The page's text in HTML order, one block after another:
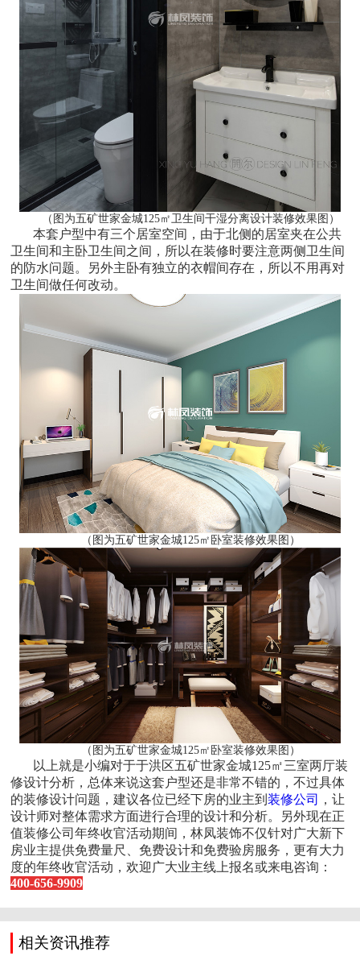
（图为五矿世家金城125㎡卫生间干湿分离设计装修效果图）
本套户型中有三个居室空间，由于北侧的居室夹在公共
卫生间和主卧卫生间之间，所以在装修时要注意两侧卫生间
的防水问题。另外主卧有独立的衣帽间存在，所以不用再对
卫生间做任何改动。
（图为五矿世家金城125㎡卧室装修效果图）
（图为五矿世家金城125㎡卧室装修效果图）
以上就是小编对于于洪区五矿世家金城125㎡三室两厅装
修设计分析，总体来说这套户型还是非常不错的，不过具体
的装修设计问题，建议各位已经下房的业主到装修公司
，让
设计师对整体需求方面进行合理的设计和分析。另外现在正
值装修公司年终收官活动期间，林凤装饰不仅针对广大新下
房业主提供免费量尺、免费设计和免费验房服务，更有大力
度的年终收官活动，欢迎广大业主线上报名或来电咨询：
400-656-9909
相关资讯推荐